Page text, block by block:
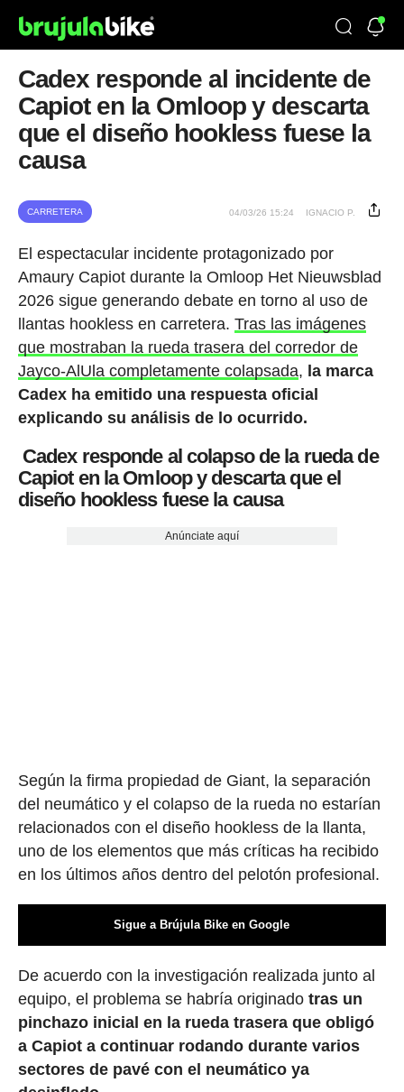
Cadex responde al incidente de
Capiot en la Omloop y descarta
que el diseño hookless fuese la
causa
CARRETERA 04/03/26 15:24 IGNACIO P.
El espectacular incidente protagonizado por
Amaury Capiot durante la Omloop Het Nieuwsblad
2026 sigue generando debate en torno al uso de
llantas hookless en carretera. Tras las imágenes
que mostraban la rueda trasera del corredor de
Jayco-AlUla completamente colapsada, la marca
Cadex ha emitido una respuesta oficial
explicando su análisis de lo ocurrido.
Cadex responde al colapso de la rueda de
Capiot en la Omloop y descarta que el
diseño hookless fuese la causa
Anúnciate aquí
Según la firma propiedad de Giant, la separación
del neumático y el colapso de la rueda no estarían
relacionados con el diseño hookless de la llanta,
uno de los elementos que más críticas ha recibido
en los últimos años dentro del pelotón profesional.
Sigue a Brújula Bike en Google
De acuerdo con la investigación realizada junto al
equipo, el problema se habría originado tras un
pinchazo inicial en la rueda trasera que obligó
a Capiot a continuar rodando durante varios
sectores de pavé con el neumático ya